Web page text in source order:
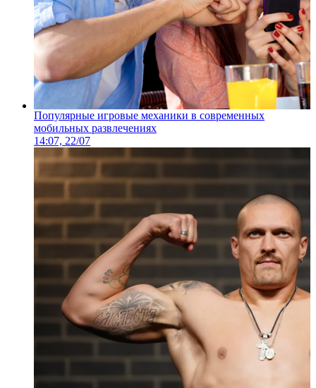
Популярные игровые механики в современных
мобильных развлечениях
14:07, 22/07